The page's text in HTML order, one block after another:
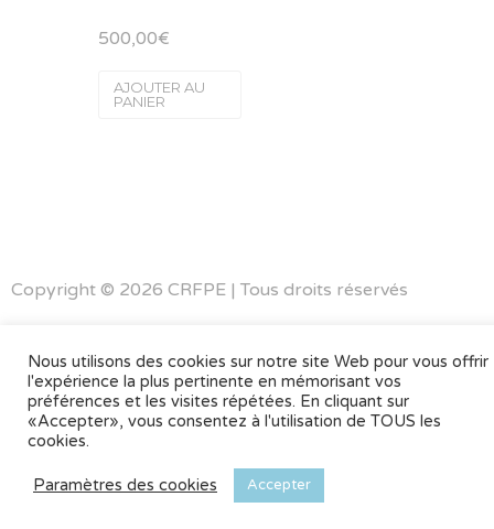
500,00€
AJOUTER AU
PANIER
Copyright © 2026 CRFPE | Tous droits réservés
Nous utilisons des cookies sur notre site Web pour vous offrir
l'expérience la plus pertinente en mémorisant vos
préférences et les visites répétées. En cliquant sur
«Accepter», vous consentez à l'utilisation de TOUS les
cookies.
Paramètres des cookies Accepter